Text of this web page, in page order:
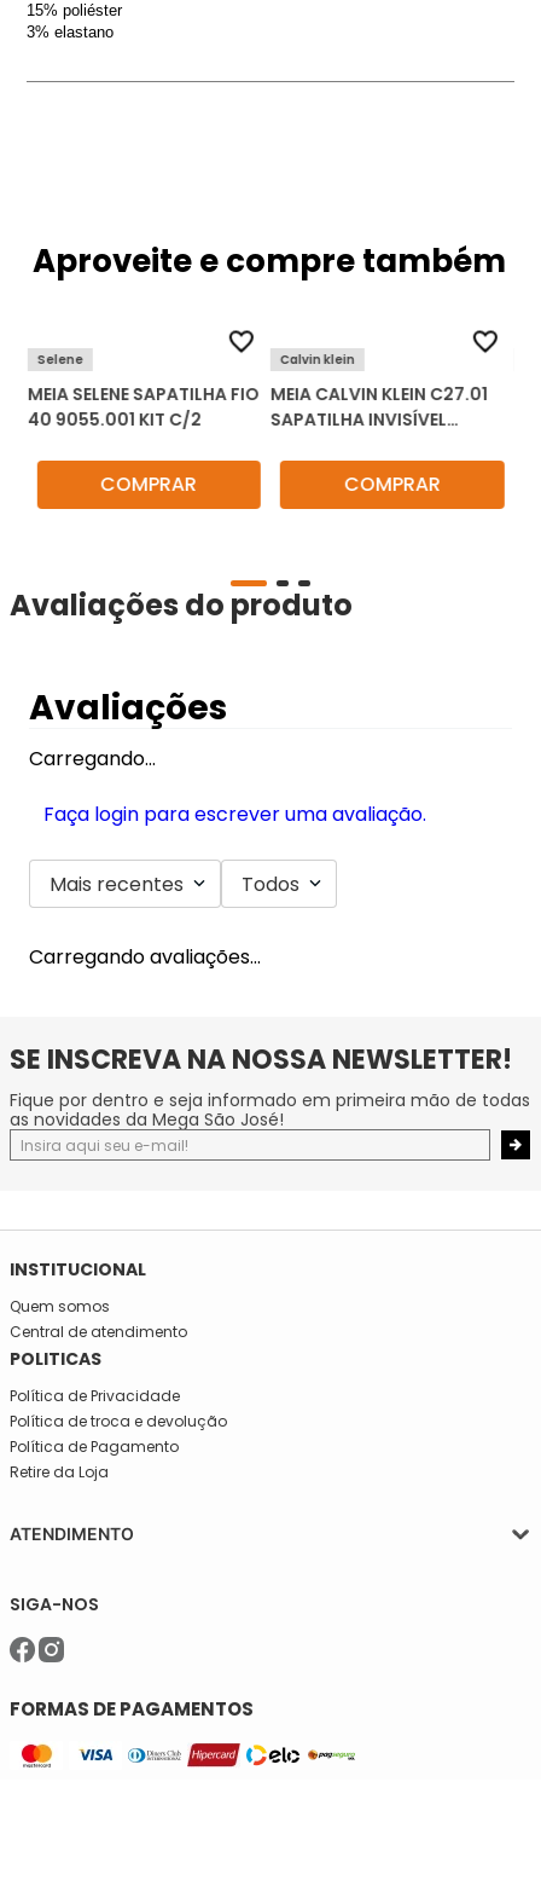
15% poliéster
3% elastano
Aproveite e compre também
Selene
MEIA SELENE SAPATILHA FIO
40 9055.001 KIT C/2
COMPRAR
Calvin klein
MEIA CALVIN KLEIN C27.01
SAPATILHA INVISÍVEL
COMPRAR
Avaliações do produto
Avaliações
Carregando…
Faça login para escrever uma avaliação.
Mais recentes Todos
Carregando avaliações…
SE INSCREVA NA NOSSA NEWSLETTER!
Fique por dentro e seja informado em primeira mão de todas
as novidades da Mega São José!
INSTITUCIONAL
Quem somos
Central de atendimento
POLITICAS
Política de Privacidade
Política de troca e devolução
Política de Pagamento
Retire da Loja
ATENDIMENTO
Sexta, das 08:30 às 16h30.
Telefone: (11)5627-7800
WhatsApp: (11)94238-1925
sac@meiassaojose.com.br
SIGA-NOS
FORMAS DE PAGAMENTOS